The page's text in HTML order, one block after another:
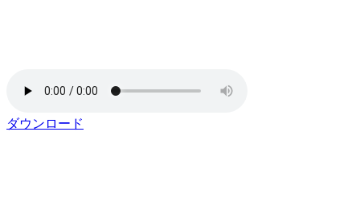
ダウンロード